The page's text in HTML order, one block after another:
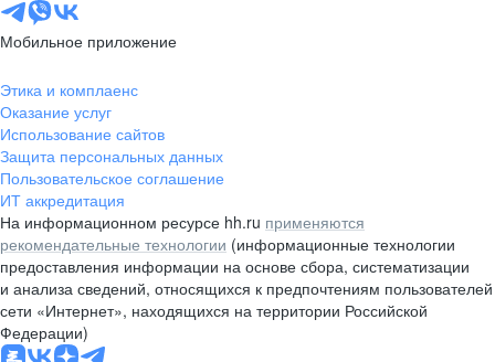
Мобильное приложение
Этика и комплаенс
Оказание услуг
Использование сайтов
Защита персональных данных
Пользовательское соглашение
ИТ аккредитация
На информационном ресурсе hh.ru применяются
рекомендательные технологии (информационные технологии
предоставления информации на основе сбора, систематизации
и анализа сведений, относящихся к предпочтениям пользователей
сети «Интернет», находящихся на территории Российской
Федерации)